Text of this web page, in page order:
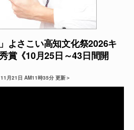
・ご感想・ご要望
よくある質問
よさこい高知文化祭2026キ
賞《10月25日～43日間開
11月21日 AM11時35分 更新＞